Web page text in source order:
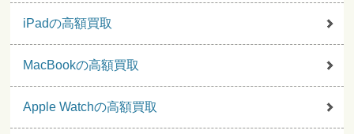
iPadの高額買取
MacBookの高額買取
Apple Watchの高額買取